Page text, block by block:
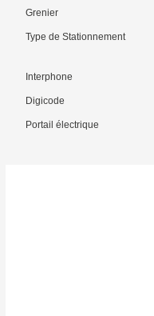
Grenier
Type de Stationnement
Interphone
Digicode
Portail électrique